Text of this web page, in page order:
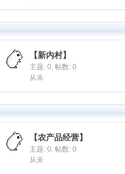
【新内村】
主题: 0, 帖数: 0
从未
【农产品经营】
主题: 0, 帖数: 0
从未